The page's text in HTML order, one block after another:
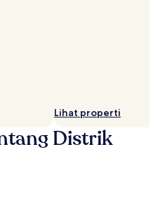
Lihat properti
Distrik